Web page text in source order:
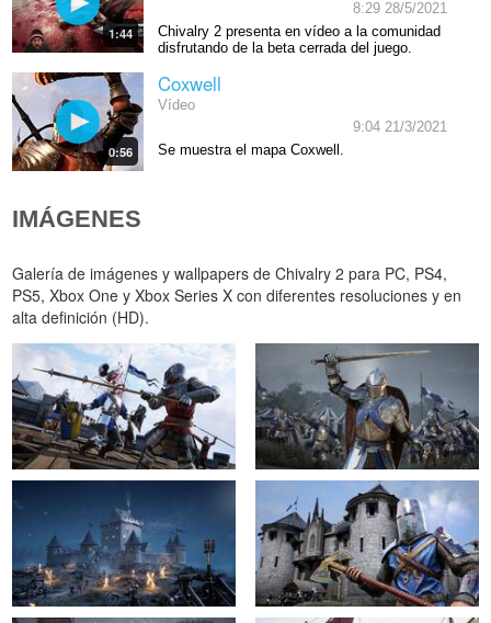
1:44
8:29 28/5/2021
Chivalry 2 presenta en vídeo a la comunidad
disfrutando de la beta cerrada del juego.
0:56
Coxwell
Vídeo
9:04 21/3/2021
Se muestra el mapa Coxwell.
IMÁGENES
Galería de imágenes y wallpapers de Chivalry 2 para PC, PS4,
PS5, Xbox One y Xbox Series X con diferentes resoluciones y en
alta definición (HD).